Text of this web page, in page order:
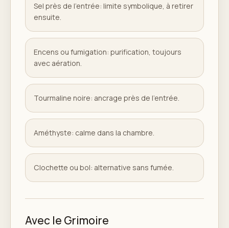
Sel près de l'entrée: limite symbolique, à retirer
ensuite.
Encens ou fumigation: purification, toujours
avec aération.
Tourmaline noire: ancrage près de l'entrée.
Améthyste: calme dans la chambre.
Clochette ou bol: alternative sans fumée.
Avec le Grimoire